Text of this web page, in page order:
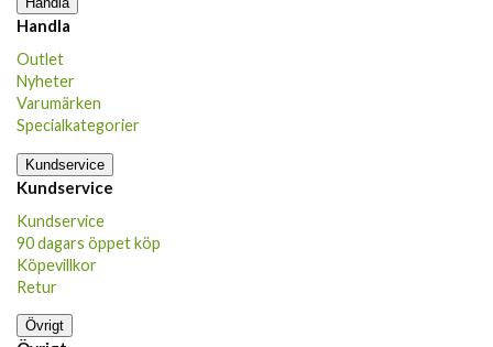
Handla
Outlet
Nyheter
Varumärken
Specialkategorier
Kundservice
Kundservice
Kundservice
90 dagars öppet köp
Köpevillkor
Retur
Övrigt